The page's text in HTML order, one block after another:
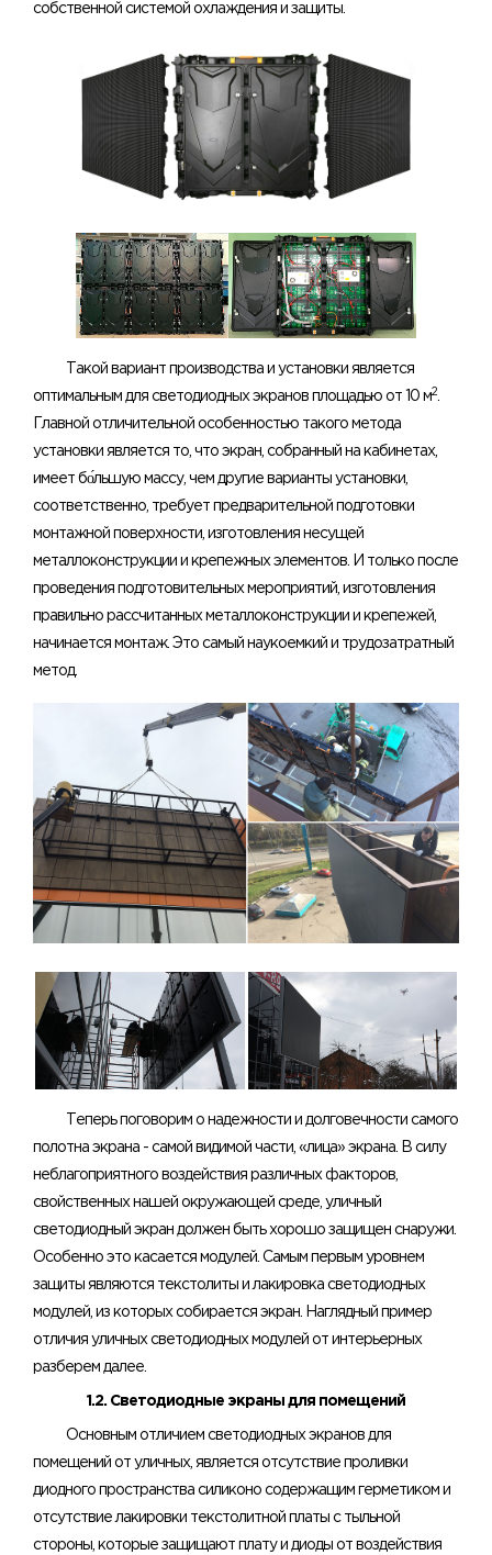
собственной системой охлаждения и защиты.
Такой вариант производства и установки является
оптимальным для светодиодных экранов площадью от 10 м2.
Главной отличительной особенностью такого метода
установки является то, что экран, собранный на кабинетах,
имеет бо́льшую массу, чем другие варианты установки,
соответственно, требует предварительной подготовки
монтажной поверхности, изготовления несущей
металлоконструкции и крепежных элементов. И только после
проведения подготовительных мероприятий, изготовления
правильно рассчитанных металлоконструкции и крепежей,
начинается монтаж. Это самый наукоемкий и трудозатратный
метод.
Теперь поговорим о надежности и долговечности самого
полотна экрана - самой видимой части, «лица» экрана. В силу
неблагоприятного воздействия различных факторов,
свойственных нашей окружающей среде, уличный
светодиодный экран должен быть хорошо защищен снаружи.
Особенно это касается модулей. Самым первым уровнем
защиты являются текстолиты и лакировка светодиодных
модулей, из которых собирается экран. Наглядный пример
отличия уличных светодиодных модулей от интерьерных
разберем далее.
1.2. Светодиодные экраны для помещений
Основным отличием светодиодных экранов для
помещений от уличных, является отсутствие проливки
диодного пространства силиконо содержащим герметиком и
отсутствие лакировки текстолитной платы с тыльной
стороны, которые защищают плату и диоды от воздействия